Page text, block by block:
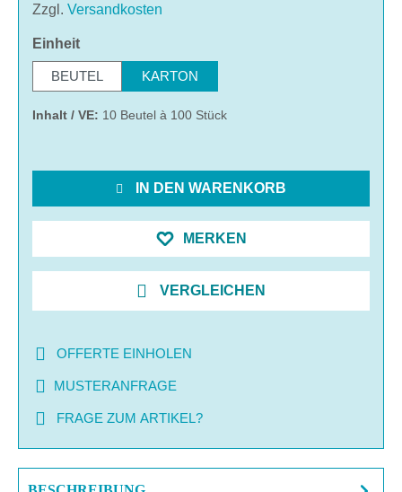
Zzgl. Versandkosten
Einheitauswählen
BEUTEL KARTON
Inhalt / VE: 10 Beutel à 100 Stück
IN DEN WARENKORB
MERKEN
VERGLEICHEN
OFFERTE EINHOLEN
MUSTERANFRAGE
FRAGE ZUM ARTIKEL?